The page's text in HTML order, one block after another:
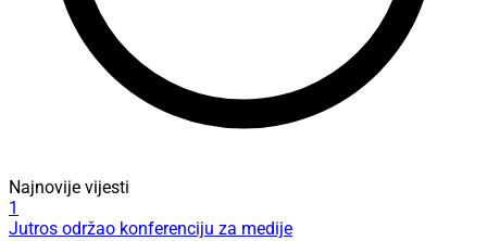
Najnovije vijesti
1
Jutros održao konferenciju za medije